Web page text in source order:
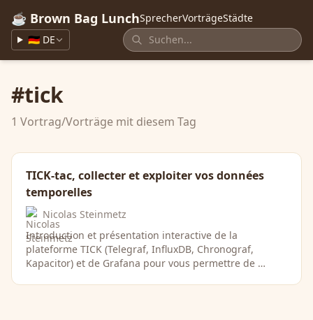
☕ Brown Bag LunchSprecherVorträgeStädte
🇩🇪 DE
#tick
1 Vortrag/Vorträge mit diesem Tag
TICK-tac, collecter et exploiter vos données
temporelles
Nicolas Steinmetz
Introduction et présentation interactive de la
plateforme TICK (Telegraf, InfluxDB, Chronograf,
Kapacitor) et de Grafana pour vous permettre de …